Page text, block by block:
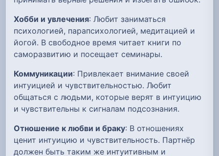
Хобби и увлечения: Любит заниматься
психологией, парапсихологией, медитацией и
йогой. В свободное время читает книги по
саморазвитию и посещает семинары.
Коммуникации: Привлекает внимание своей
интуицией и чувствительностью. Любит
общаться с людьми, которые верят в интуицию
и чувствительны к сигналам подсознания.
Отношение к любви и браку: В отношениях
ценит интуицию и чувствительность. Партнёр
должен быть таким же интуитивным и